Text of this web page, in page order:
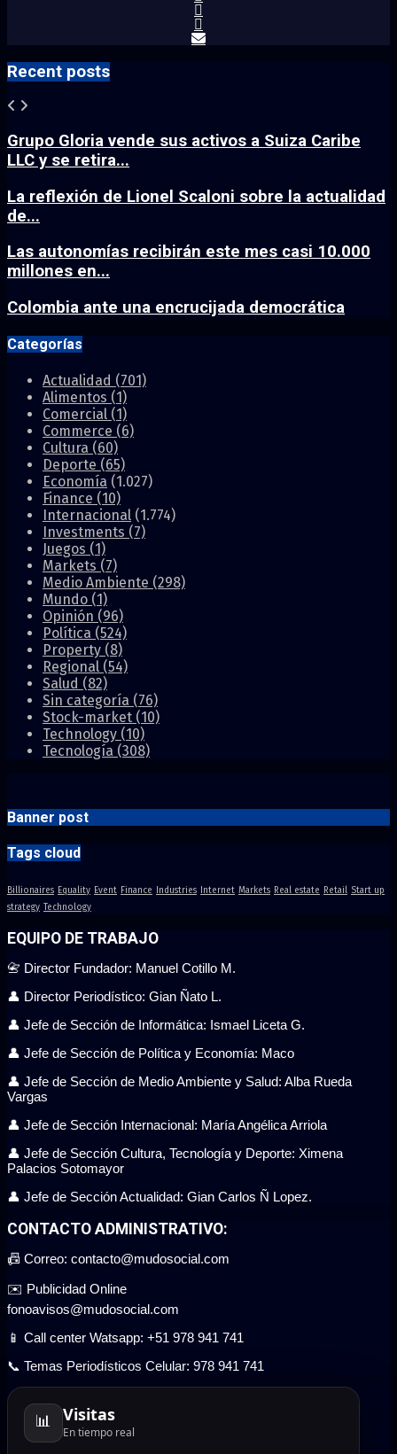
Recent posts
Grupo Gloria vende sus activos a Suiza Caribe
LLC y se retira...
La reflexión de Lionel Scaloni sobre la actualidad
de...
Las autonomías recibirán este mes casi 10.000
millones en...
Colombia ante una encrucijada democrática
Categorías
Actualidad (701)
Alimentos (1)
Comercial (1)
Commerce (6)
Cultura (60)
Deporte (65)
Economía (1.027)
Finance (10)
Internacional (1.774)
Investments (7)
Juegos (1)
Markets (7)
Medio Ambiente (298)
Mundo (1)
Opinión (96)
Política (524)
Property (8)
Regional (54)
Salud (82)
Sin categoría (76)
Stock-market (10)
Technology (10)
Tecnología (308)
Banner post
Tags cloud
Billionaires Equality Event Finance Industries Internet Markets Real estate Retail Start up
strategy Technology
EQUIPO DE TRABAJO
📇 Director Fundador: Manuel Cotillo M.
👤 Director Periodístico: Gian Ñato L.
👤 Jefe de Sección de Informática: Ismael Liceta G.
👤 Jefe de Sección de Política y Economía: Maco
👤 Jefe de Sección de Medio Ambiente y Salud: Alba Rueda
Vargas
👤 Jefe de Sección Internacional: María Angélica Arriola
👤 Jefe de Sección Cultura, Tecnología y Deporte: Ximena
Palacios Sotomayor
👤 Jefe de Sección Actualidad: Gian Carlos Ñ Lopez.
CONTACTO ADMINISTRATIVO:
📠 Correo: contacto@mudosocial.com
✉️ Publicidad Online
fonoavisos@mudosocial.com
📱 Call center Watsapp: +51 978 941 741
📞 Temas Periodísticos Celular: 978 941 741
📊 Visitas
En tiempo real